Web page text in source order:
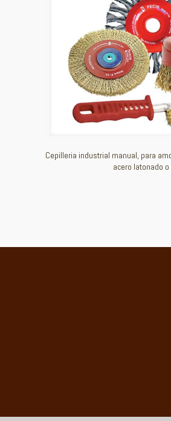
Cepilleria industrial manual, para
acero latonado